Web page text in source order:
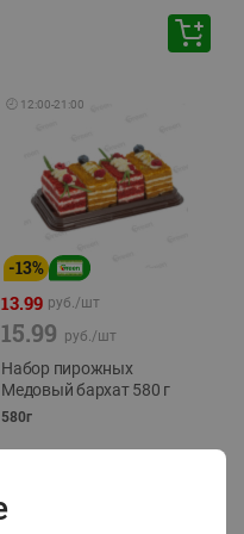
🕘 12:00-21:00
-13%
13.99 руб./шт
15.99 руб./шт
Набор пирожных
Медовый бархат 580 г
580г